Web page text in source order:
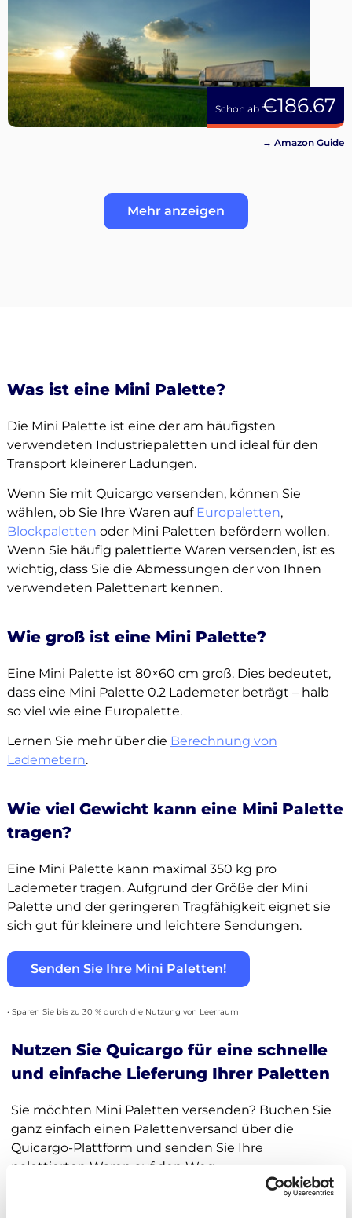
Schon ab €186.67
→ Amazon Guide
Mehr anzeigen
Was ist eine Mini Palette?
Die Mini Palette ist eine der am häufigsten
verwendeten Industriepaletten und ideal für den
Transport kleinerer Ladungen.
Wenn Sie mit Quicargo versenden, können Sie
wählen, ob Sie Ihre Waren auf Europaletten,
Blockpaletten oder Mini Paletten befördern wollen.
Wenn Sie häufig palettierte Waren versenden, ist es
wichtig, dass Sie die Abmessungen der von Ihnen
verwendeten Palettenart kennen.
Wie groß ist eine Mini Palette?
Eine Mini Palette ist 80×60 cm groß. Dies bedeutet,
dass eine Mini Palette 0.2 Lademeter beträgt – halb
so viel wie eine Europalette.
Lernen Sie mehr über die Berechnung von
Lademetern.
Wie viel Gewicht kann eine Mini Palette
tragen?
Eine Mini Palette kann maximal 350 kg pro
Lademeter tragen. Aufgrund der Größe der Mini
Palette und der geringeren Tragfähigkeit eignet sie
sich gut für kleinere und leichtere Sendungen.
Senden Sie Ihre Mini Paletten!
• Sparen Sie bis zu 30 % durch die Nutzung von Leerraum
Nutzen Sie Quicargo für eine schnelle
und einfache Lieferung Ihrer Paletten
Sie möchten Mini Paletten versenden? Buchen Sie
ganz einfach einen Palettenversand über die
Quicargo-Plattform und senden Sie Ihre
palettierten Waren auf den Weg.
Melden Sie sich in weniger als einer Minute auf der